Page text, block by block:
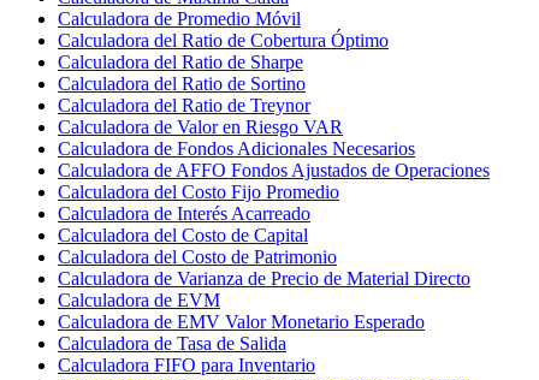
Calculadora de Promedio Móvil
Calculadora del Ratio de Cobertura Óptimo
Calculadora del Ratio de Sharpe
Calculadora del Ratio de Sortino
Calculadora del Ratio de Treynor
Calculadora de Valor en Riesgo VAR
Calculadora de Fondos Adicionales Necesarios
Calculadora de AFFO Fondos Ajustados de Operaciones
Calculadora del Costo Fijo Promedio
Calculadora de Interés Acarreado
Calculadora del Costo de Capital
Calculadora del Costo de Patrimonio
Calculadora de Varianza de Precio de Material Directo
Calculadora de EVM
Calculadora de EMV Valor Monetario Esperado
Calculadora de Tasa de Salida
Calculadora FIFO para Inventario